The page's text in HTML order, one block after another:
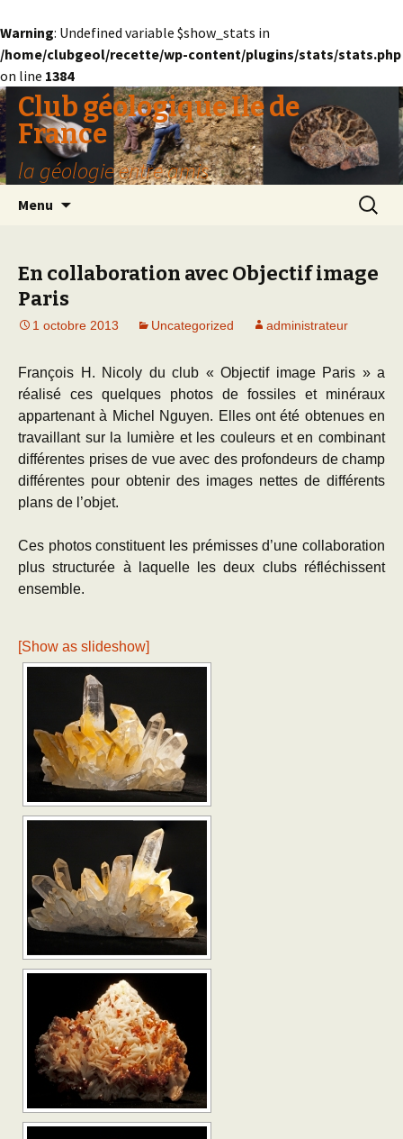
Warning: Undefined variable $show_stats in
/home/clubgeol/recette/wp-content/plugins/stats/stats.php
on line 1384
Club géologique Ile de
France
la géologie entre amis
Menu
En collaboration avec Objectif image
Paris
1 octobre 2013 Uncategorized administrateur
François H. Nicoly du club « Objectif image Paris » a
réalisé ces quelques photos de fossiles et minéraux
appartenant à Michel Nguyen. Elles ont été obtenues en
travaillant sur la lumière et les couleurs et en combinant
différentes prises de vue avec des profondeurs de champ
différentes pour obtenir des images nettes de différents
plans de l’objet.
Ces photos constituent les prémisses d’une collaboration
plus structurée à laquelle les deux clubs réfléchissent
ensemble.
[Show as slideshow]